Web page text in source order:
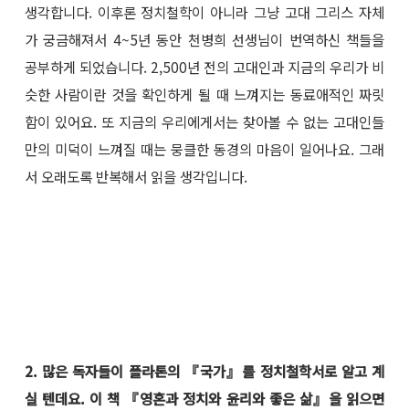
생각합니다. 이후론 정치철학이 아니라 그냥 고대 그리스 자체
가 궁금해져서 4~5년 동안 천병희 선생님이 번역하신 책들을
공부하게 되었습니다. 2,500년 전의 고대인과 지금의 우리가 비
슷한 사람이란 것을 확인하게 될 때 느껴지는 동료애적인 짜릿
함이 있어요. 또 지금의 우리에게서는 찾아볼 수 없는 고대인들
만의 미덕이 느껴질 때는 뭉클한 동경의 마음이 일어나요. 그래
서 오래도록 반복해서 읽을 생각입니다.
2. 많은 독자들이 플라톤의 『국가』를 정치철학서로 알고 계
실 텐데요. 이 책 『영혼과 정치와 윤리와 좋은 삶』을 읽으면